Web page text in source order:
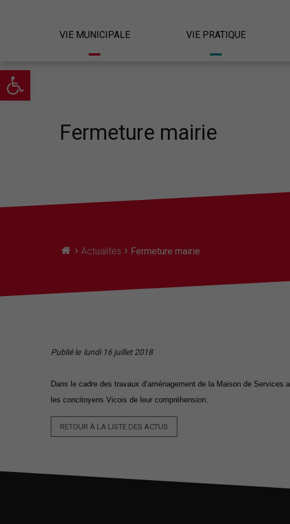
Ouvrir la barre d’outils
VIE MUNICIPALE VIE PRATIQUE
Fermeture mairie
› Actualités › Fermeture mairie
Publié le lundi 16 juillet 2018
Dans le cadre des travaux d’aménagement de la Maison de
les concitoyens Vicois de leur compréhension.
RETOUR À LA LISTE DES ACTUS